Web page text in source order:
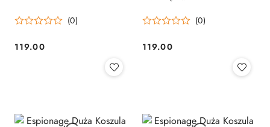
(0)
Cena:
119.00
(0)
Cena:
119.00